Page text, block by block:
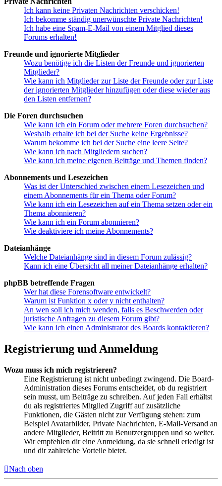
Ich kann keine Privaten Nachrichten verschicken!
Ich bekomme ständig unerwünschte Private Nachrichten!
Ich habe eine Spam-E-Mail von einem Mitglied dieses
Forums erhalten!
Freunde und ignorierte Mitglieder
Wozu benötige ich die Listen der Freunde und ignorierten
Mitglieder?
Wie kann ich Mitglieder zur Liste der Freunde oder zur Liste
der ignorierten Mitglieder hinzufügen oder diese wieder aus
den Listen entfernen?
Die Foren durchsuchen
Wie kann ich ein Forum oder mehrere Foren durchsuchen?
Weshalb erhalte ich bei der Suche keine Ergebnisse?
Warum bekomme ich bei der Suche eine leere Seite?
Wie kann ich nach Mitgliedern suchen?
Wie kann ich meine eigenen Beiträge und Themen finden?
Abonnements und Lesezeichen
Was ist der Unterschied zwischen einem Lesezeichen und
einem Abonnements für ein Thema oder Forum?
Wie kann ich ein Lesezeichen auf ein Thema setzen oder ein
Thema abonnieren?
Wie kann ich ein Forum abonnieren?
Wie deaktiviere ich meine Abonnements?
Dateianhänge
Welche Dateianhänge sind in diesem Forum zulässig?
Kann ich eine Übersicht all meiner Dateianhänge erhalten?
phpBB betreffende Fragen
Wer hat diese Forensoftware entwickelt?
Warum ist Funktion x oder y nicht enthalten?
An wen soll ich mich wenden, falls es Beschwerden oder
juristische Anfragen zu diesem Forum gibt?
Wie kann ich einen Administrator des Boards kontaktieren?
Registrierung und Anmeldung
Wozu muss ich mich registrieren?
Eine Registrierung ist nicht unbedingt zwingend. Die Board-
Administration dieses Forums entscheidet, ob du registriert
sein musst, um Beiträge zu schreiben. Auf jeden Fall erhältst
du als registriertes Mitglied Zugriff auf zusätzliche
Funktionen, die Gästen nicht zur Verfügung stehen: zum
Beispiel Avatarbilder, Private Nachrichten, E-Mail-Versand an
andere Mitglieder, Beitritt zu Benutzergruppen und so weiter.
Wir empfehlen dir eine Anmeldung, da sie schnell erledigt ist
und dir zahlreiche Vorteile bietet.
Nach oben